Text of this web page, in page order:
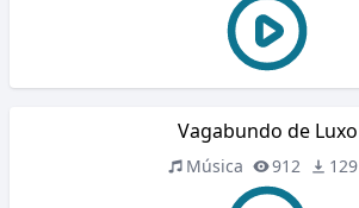
Vagabundo de Luxo
Música 912 129